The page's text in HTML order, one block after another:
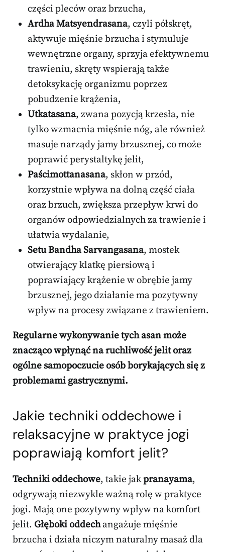
części pleców oraz brzucha,
Ardha Matsyendrasana, czyli półskręt,
aktywuje mięśnie brzucha i stymuluje
wewnętrzne organy, sprzyja efektywnemu
trawieniu, skręty wspierają także
detoksykację organizmu poprzez
pobudzenie krążenia,
Utkatasana, zwana pozycją krzesła, nie
tylko wzmacnia mięśnie nóg, ale również
masuje narządy jamy brzusznej, co może
poprawić perystaltykę jelit,
Paścimottanasana, skłon w przód,
korzystnie wpływa na dolną część ciała
oraz brzuch, zwiększa przepływ krwi do
organów odpowiedzialnych za trawienie i
ułatwia wydalanie,
Setu Bandha Sarvangasana, mostek
otwierający klatkę piersiową i
poprawiający krążenie w obrębie jamy
brzusznej, jego działanie ma pozytywny
wpływ na procesy związane z trawieniem.
Regularne wykonywanie tych asan może
znacząco wpłynąć na ruchliwość jelit oraz
ogólne samopoczucie osób borykających się z
problemami gastrycznymi.
Jakie techniki oddechowe i
relaksacyjne w praktyce jogi
poprawiają komfort jelit?
Techniki oddechowe, takie jakpranayama,
odgrywają niezwykle ważną rolę w praktyce
jogi. Mają one pozytywny wpływ na komfort
jelit. Głęboki oddechangażuje mięśnie
brzucha i działa niczym naturalny masaż dla